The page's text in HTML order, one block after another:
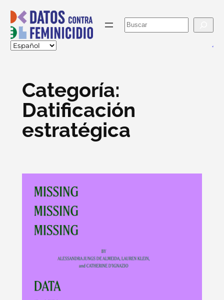
Skip
content
Buscar
Categoría:
Datificación
estratégica